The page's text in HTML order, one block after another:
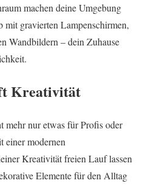
machen deine Umgebung
gravierten Lampenschirmen,
Wandbildern – dein Zuhause
Kreativität
mehr nur etwas für Profis oder
einer modernen
Kreativität freien Lauf lassen
Elemente für den Alltag